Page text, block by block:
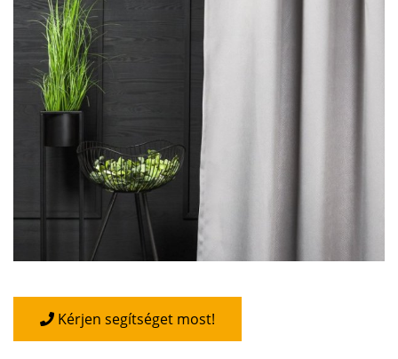
Kérjen segítséget most!